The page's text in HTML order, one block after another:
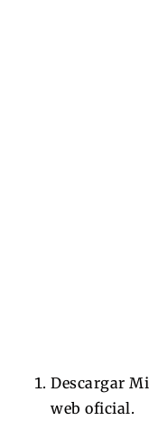
Descargar
web oficial.